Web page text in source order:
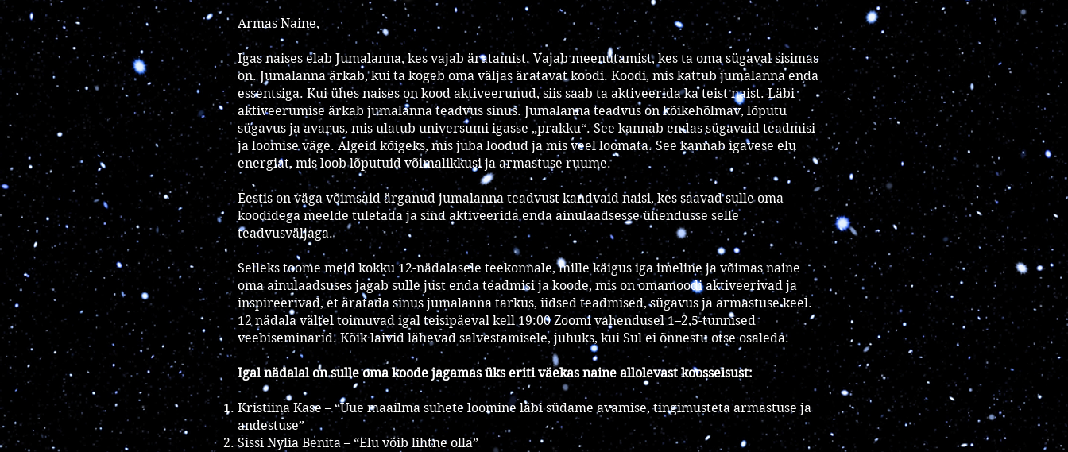
Armas Naine,
Igas naises elab Jumalanna, kes vajab äratamist. Vajab meenutamist, kes ta oma sügaval sisimas
on. Jumalanna ärkab, kui ta kogeb oma väljas äratavat koodi. Koodi, mis kattub jumalanna enda
essentsiga. Kui ühes naises on kood aktiveerunud, siis saab ta aktiveerida ka teist naist. Läbi
aktiveerumise ärkab jumalanna teadvus sinus. Jumalanna teadvus on kõikehõlmav, lõputu
sügavus ja avarus, mis ulatub universumi igasse „prakku“. See kannab endas sügavaid teadmisi
ja loomise väge. Algeid kõigeks, mis juba loodud ja mis veel loomata. See kannab igavese elu
energiat, mis loob lõputuid võimalikkusi ja armastuse ruume.
Eestis on väga võimsaid ärganud jumalanna teadvust kandvaid naisi, kes saavad sulle oma
koodidega meelde tuletada ja sind aktiveerida enda ainulaadsesse ühendusse selle
teadvusväljaga.
Selleks toome meid kokku 12-nädalasele teekonnale, mille käigus iga imeline ja võimas naine
oma ainulaadsuses jagab sulle just enda teadmisi ja koode, mis on omamoodi aktiveerivad ja
inspireerivad, et äratada sinus jumalanna tarkus, iidsed teadmised, sügavus ja armastuse keel.
12 nädala vältel toimuvad igal teisipäeval kell 19:00 Zoomi vahendusel 1–2,5-tunnised
veebiseminarid. Kõik laivid lähevad salvestamisele, juhuks, kui Sul ei õnnestu otse osaleda.
Igal nädalal on sulle oma koode jagamas üks eriti väekas naine allolevast koosseisust:
Kristiina Kase – “Uue maailma suhete loomine läbi südame avamise, tingimusteta armastuse ja
andestuse”
Sissi Nylia Benita – “Elu võib lihtne olla”